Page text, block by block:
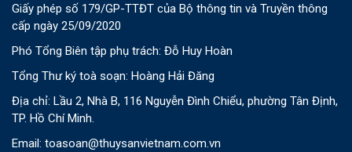
Giấy phép số 179/GP-TTĐT của Bộ thông tin và Truyền thông
cấp ngày 25/09/2020
Phó Tổng Biên tập phụ trách: Đỗ Huy Hoàn
Tổng Thư ký toà soạn: Hoàng Hải Đăng
Địa chỉ: Lầu 2, Nhà B, 116 Nguyễn Đình Chiểu, phường Tân Định,
TP. Hồ Chí Minh.
Email: toasoan@thuysanvietnam.com.vn